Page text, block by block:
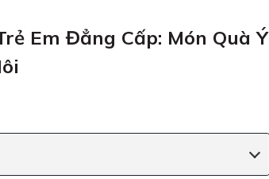
Em Đẳng Cấp: Món Quà Ý